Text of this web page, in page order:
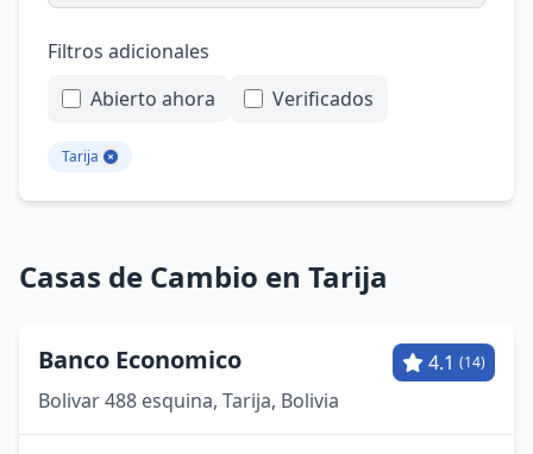
Filtros adicionales
Abierto ahora
Verificados
Tarija
Casas de Cambio en Tarija
Banco Economico 4.1 (14)
Bolivar 488 esquina, Tarija, Bolivia